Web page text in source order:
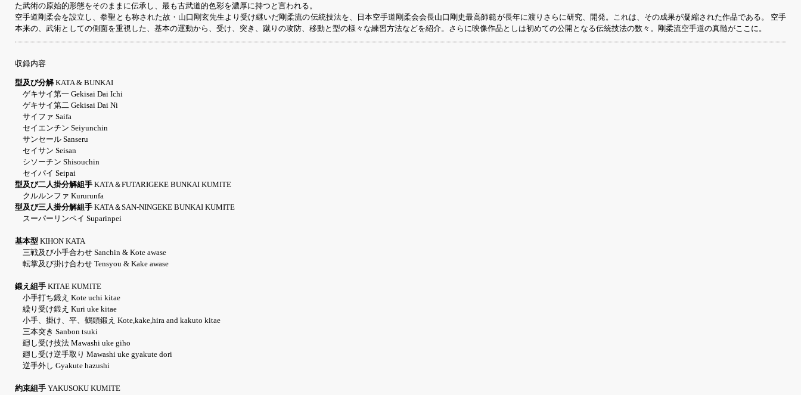
た武術の原始的形態をそのままに伝承し、最も古武道的色彩を濃厚に持つと言われる。
空手道剛柔会を設立し、拳聖とも称された故・山口剛玄先生より受け継いだ剛柔流の伝統技法を、日本空手道剛柔会会長山口剛史最高師範が長年に渡りさらに研究、開発。これは、その成果が凝縮された作品である。 空手
本来の、武術としての側面を重視した、基本の運動から、受け、突き、蹴りの攻防、移動と型の様々な練習方法などを紹介。さらに映像作品としは初めての公開となる伝統技法の数々。剛柔流空手道の真髄がここに。
収録内容
型及び分解KATA & BUNKAI
ゲキサイ第一 Gekisai Dai Ichi
ゲキサイ第二 Gekisai Dai Ni
サイファ Saifa
セイエンチン Seiyunchin
サンセール Sanseru
セイサン Seisan
シソーチン Shisouchin
セイパイ Seipai
型及び二人掛分解組手 KATA＆FUTARIGEKE BUNKAI KUMITE
クルルンファ Kururunfa
型及び三人掛分解組手 KATA＆SAN-NINGEKE BUNKAI KUMITE
スーパーリンペイ Suparinpei
基本型 KIHON KATA
三戦及び小手合わせ Sanchin & Kote awase
転掌及び掛け合わせ Tensyou & Kake awase
鍛え組手 KITAE KUMITE
小手打ち鍛え Kote uchi kitae
繰り受け鍛え Kuri uke kitae
小手、掛け、平、鶴頭鍛え Kote,kake,hira and kakuto kitae
三本突き Sanbon tsuki
廻し受け技法 Mawashi uke giho
廻し受け逆手取り Mawashi uke gyakute dori
逆手外し Gyakute hazushi
約束組手 YAKUSOKU KUMITE